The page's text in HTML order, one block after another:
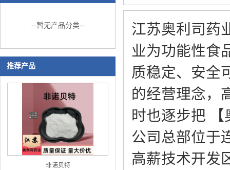
--暂无产品分类--
推荐产品
非诺贝特
江苏奥利司药
业为功能性食
质稳定、安全
的经营理念，
时也逐步把
公司总部位于
高薪技术开发